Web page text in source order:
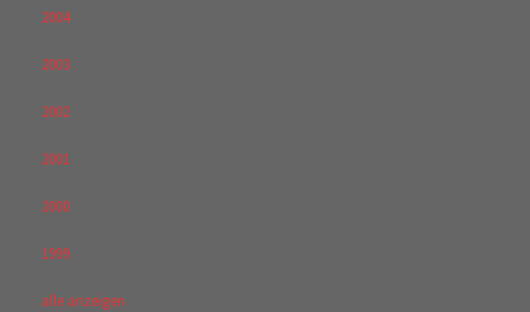
2004
2003
2002
2001
2000
1999
alle anzeigen